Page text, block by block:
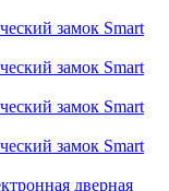
замок Smart
замок Smart
замок Smart
замок Smart
дверная